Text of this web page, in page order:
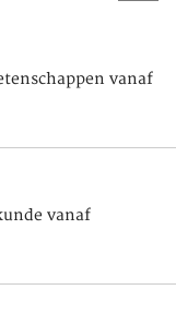
vanaf
vanaf